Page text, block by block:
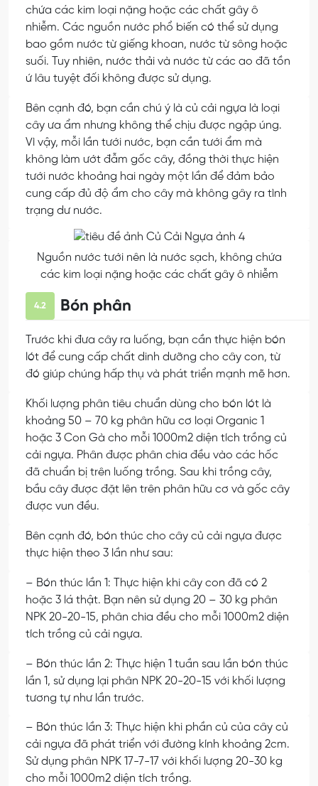
chứa các kim loại nặng hoặc các chất gây ô
nhiễm. Các nguồn nước phổ biến có thể sử dụng
bao gồm nước từ giếng khoan, nước từ sông hoặc
suối. Tuy nhiên, nước thải và nước từ các ao đã tồn
ứ lâu tuyệt đối không được sử dụng.
Bên cạnh đó, bạn cần chú ý là củ cải ngựa là loại
cây ưa ẩm nhưng không thể chịu được ngập úng.
Vì vậy, mỗi lần tưới nước, bạn cần tưới ẩm mà
không làm ướt đẫm gốc cây, đồng thời thực hiện
tưới nước khoảng hai ngày một lần để đảm bảo
cung cấp đủ độ ẩm cho cây mà không gây ra tình
trạng dư nước.
Nguồn nước tưới nên là nước sạch, không chứa
các kim loại nặng hoặc các chất gây ô nhiễm
4.2 Bón phân
Trước khi đưa cây ra luống, bạn cần thực hiện bón
lót để cung cấp chất dinh dưỡng cho cây con, từ
đó giúp chúng hấp thụ và phát triển mạnh mẽ hơn.
Khối lượng phân tiêu chuẩn dùng cho bón lót là
khoảng 50 – 70 kg phân hữu cơ loại Organic 1
hoặc 3 Con Gà cho mỗi 1000m2 diện tích trồng củ
cải ngựa. Phân được phân chia đều vào các hốc
đã chuẩn bị trên luống trồng. Sau khi trồng cây,
bầu cây được đặt lên trên phân hữu cơ và gốc cây
được vun đều.
Bên cạnh đó, bón thúc cho cây củ cải ngựa được
thực hiện theo 3 lần như sau:
– Bón thúc lần 1: Thực hiện khi cây con đã có 2
hoặc 3 lá thật. Bạn nên sử dụng 20 – 30 kg phân
NPK 20-20-15, phân chia đều cho mỗi 1000m2 diện
tích trồng củ cải ngựa.
– Bón thúc lần 2: Thực hiện 1 tuần sau lần bón thúc
lần 1, sử dụng lại phân NPK 20-20-15 với khối lượng
tương tự như lần trước.
– Bón thúc lần 3: Thực hiện khi phần củ của cây củ
cải ngựa đã phát triển với đường kính khoảng 2cm.
Sử dụng phân NPK 17-7-17 với khối lượng 20-30 kg
cho mỗi 1000m2 diện tích trồng.